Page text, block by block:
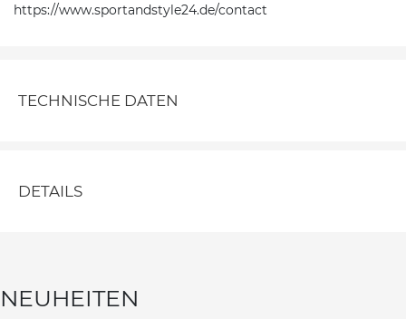
https://www.sportandstyle24.de/contact
TECHNISCHE DATEN
DETAILS
NEUHEITEN